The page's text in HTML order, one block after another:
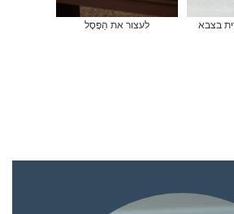
בצבא לעצור את הַפֶּסֶל